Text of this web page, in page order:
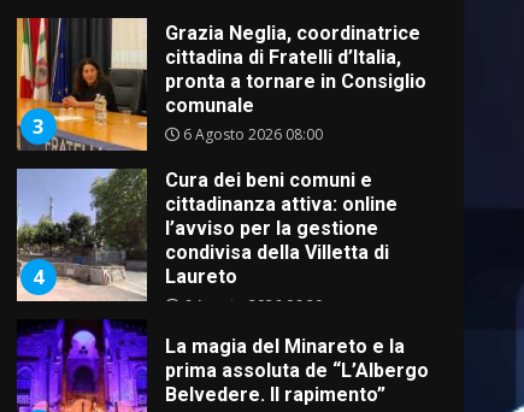
3
Grazia Neglia, coordinatrice
cittadina di Fratelli d’Italia,
pronta a tornare in Consiglio
comunale
6 Agosto 2026 08:00
4
Cura dei beni comuni e
cittadinanza attiva: online
l’avviso per la gestione
condivisa della Villetta di
Laureto
6 Agosto 2026 06:20
La magia del Minareto e la
prima assoluta de “L’Albergo
Belvedere. Il rapimento”